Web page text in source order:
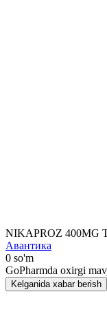
NIKAPROZ 400MG
Авантика
0 so'm
GoPharmda oxirgi
Kelganida xabar berish